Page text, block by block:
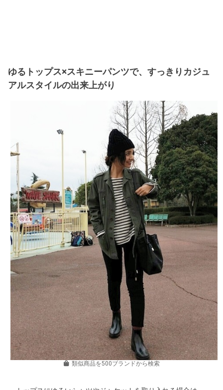
ゆるトップス×スキニーパンツで、すっきりカジュ
アルスタイルの出来上がり
類似商品を500ブランドから検索